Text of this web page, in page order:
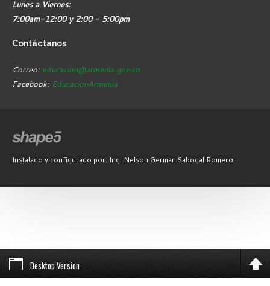
Lunes a Viernes:
7:00am-12:00 y 2:00 - 5:00pm
Contáctanos
Correo: educacion@armenia.gov.co
Facebook: EducacionArmenia
Instalado y configurado por: Ing. Nelson German Sabogal Romero
Desktop Version